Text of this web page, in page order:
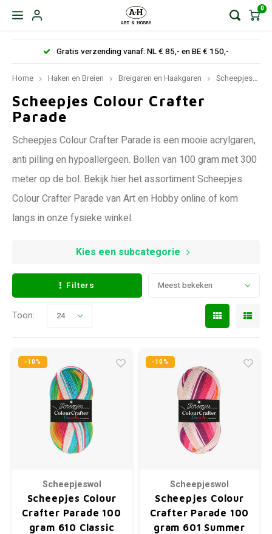
0
Gratis verzending vanaf: NL € 85,- en BE € 150,-
Home Haken en Breien Breigaren en Haakgaren Scheepjeswol
Scheepjes Colour Crafter
Parade
Scheepjes Colour Crafter Parade is een mooie acrylgaren,
anti pilling en hypoallergeen. Bollen van 100 gram met 300
meter op de bol. Bekijk hier het assortiment Scheepjes
Colour Crafter Parade van Art en Hobby online of kom
langs in onze fysieke winkel.
Kies een subcategorie
Filters Meest bekeken
Toon: 24
-10%
Scheepjeswol
Scheepjes Colour
Crafter Parade 100
gram 610 Classic
-10%
Scheepjeswol
Scheepjes Colour
Crafter Parade 100
gram 601 Summer